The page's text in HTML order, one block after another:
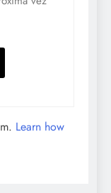
Learn how